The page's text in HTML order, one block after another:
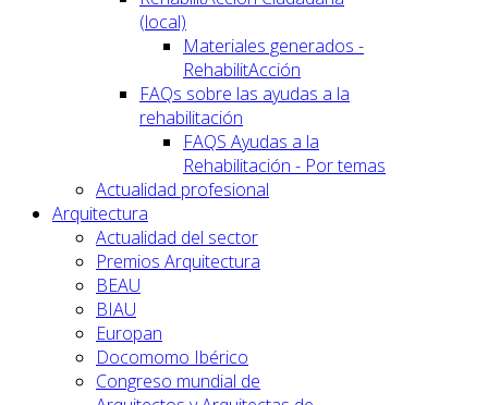
(local)
Materiales generados -
RehabilitAcción
FAQs sobre las ayudas a la
rehabilitación
FAQS Ayudas a la
Rehabilitación - Por temas
Actualidad profesional
Arquitectura
Actualidad del sector
Premios Arquitectura
BEAU
BIAU
Europan
Docomomo Ibérico
Congreso mundial de